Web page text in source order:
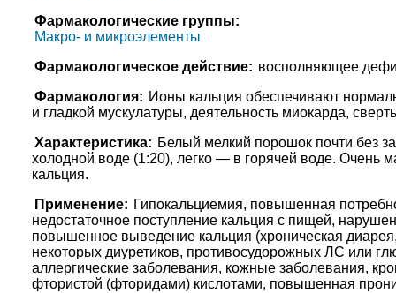
Фармакологические группы:
Макро- и микроэлементы
Фармакологическое действие: восполняющее
Фармакология: Ионы кальция обеспечивают
и гладкой мускулатуры, деятельность миокарда,
Характеристика: Белый мелкий порошок почти без
холодной воде (1:20), легко — в горячей воде.
кальция.
Применение: Гипокальциемия, повышенная
недостаточное поступление кальция с пищей,
повышенное выведение кальция (хроническая
некоторых диуретиков, противосудорожных ЛС или
аллергические заболевания, кожные заболевания,
фтористой (фторидами) кислотами, повышенная